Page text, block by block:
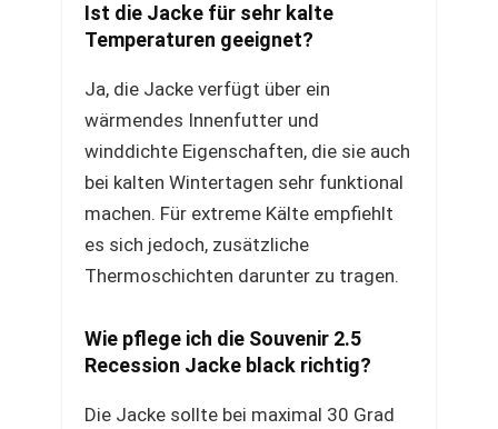
Ist die Jacke für sehr kalte
Temperaturen geeignet?
Ja, die Jacke verfügt über ein
wärmendes Innenfutter und
winddichte Eigenschaften, die sie auch
bei kalten Wintertagen sehr funktional
machen. Für extreme Kälte empfiehlt
es sich jedoch, zusätzliche
Thermoschichten darunter zu tragen.
Wie pflege ich die Souvenir 2.5
Recession Jacke black richtig?
Die Jacke sollte bei maximal 30 Grad